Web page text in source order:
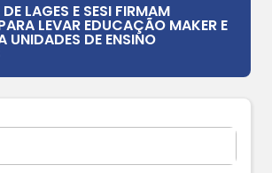
DE LAGES E SESI FIRMAM
LEVAR EDUCAÇÃO MAKER E
UNIDADES DE ENSINO